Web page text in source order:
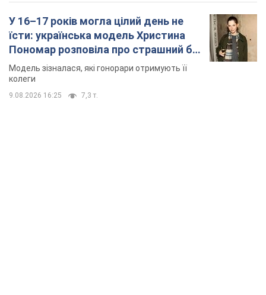
У 16–17 років могла цілий день не
їсти: українська модель Христина
Пономар розповіла про страшний бік
модельної кар’єри
Модель зізналася, які гонорари отримують її
колеги
9.08.2026 16:25 7,3 т.